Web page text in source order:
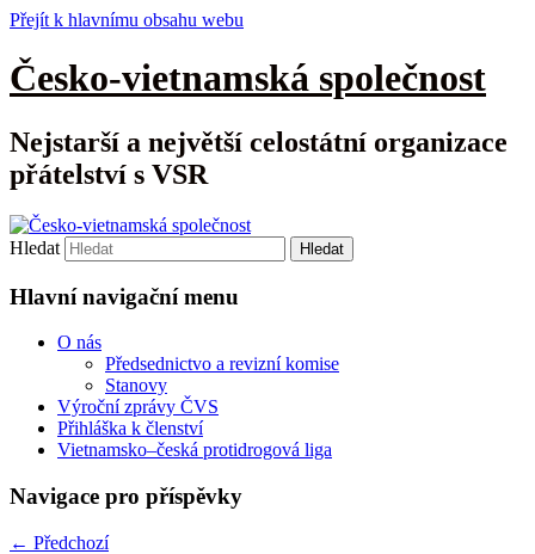
Přejít k hlavnímu obsahu webu
Česko-vietnamská společnost
Nejstarší a největší celostátní organizace
přátelství s VSR
Hledat
Hlavní navigační menu
O nás
Předsednictvo a revizní komise
Stanovy
Výroční zprávy ČVS
Přihláška k členství
Vietnamsko–česká protidrogová liga
Navigace pro příspěvky
← Předchozí